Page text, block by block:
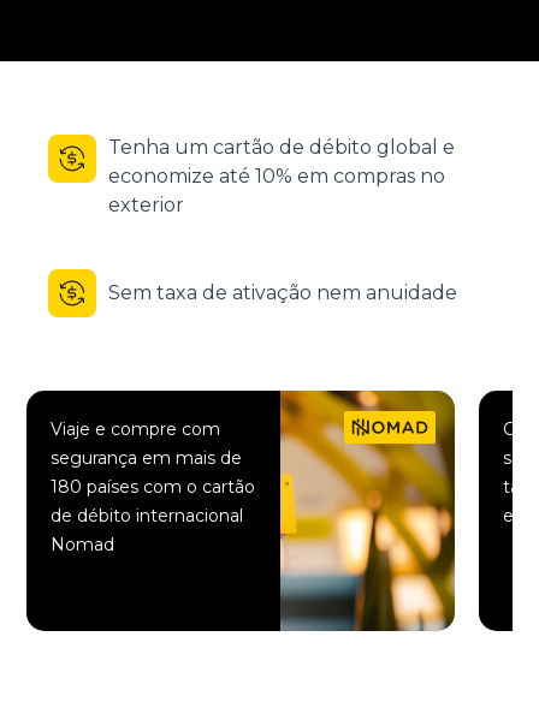
Tenha um cartão de débito global e
economize até 10% em compras no
exterior
Sem taxa de ativação nem anuidade
Viaje e compre com
segurança em mais de
180 países com o cartão
de débito internacional
Nomad